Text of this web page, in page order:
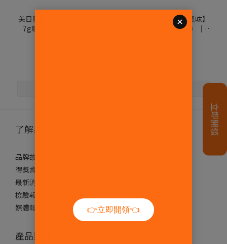
美日肌酸【玫瑰輕檸風味】
7g輕巧包（30入/盒）｜
美日肌酸【水漾蜜桃風味】
7g輕巧包（30入/盒）｜
了解果果
品牌故事
得獎肯定
最新消息
檢驗報告
媒體報導
產品類別